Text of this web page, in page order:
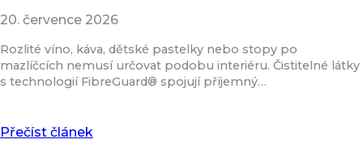
20. července 2026
Rozlité víno, káva, dětské pastelky nebo stopy po
mazlíčcích nemusí určovat podobu interiéru. Čistitelné látky
s technologií FibreGuard® spojují příjemný…
Přečíst článek